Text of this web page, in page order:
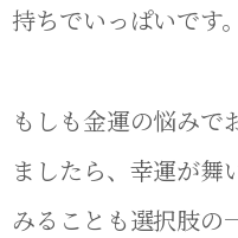
持ちでいっぱいです。
もしも金運の悩みで
ましたら、幸運が舞
みることも選択肢の